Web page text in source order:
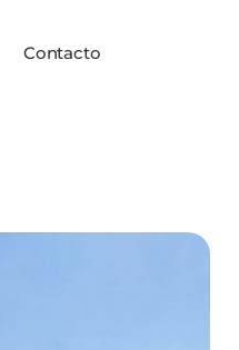
Contacto